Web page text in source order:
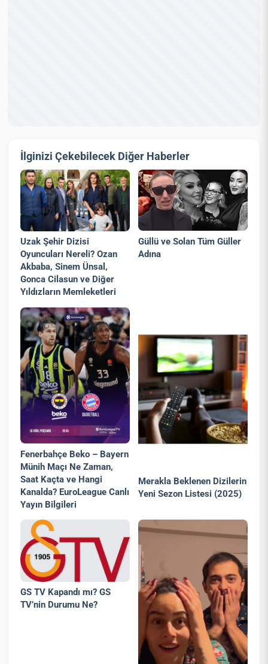
İlginizi Çekebilecek Diğer Haberler
Uzak Şehir Dizisi
Oyuncuları Nereli? Ozan
Akbaba, Sinem Ünsal,
Gonca Cilasun ve Diğer
Yıldızların Memleketleri
Güllü ve Solan Tüm Güller
Adına
Fenerbahçe Beko – Bayern
Münih Maçı Ne Zaman,
Saat Kaçta ve Hangi
Kanalda? EuroLeague Canlı
Yayın Bilgileri
Merakla Beklenen Dizilerin
Yeni Sezon Listesi (2025)
GS TV Kapandı mı? GS
TV’nin Durumu Ne?